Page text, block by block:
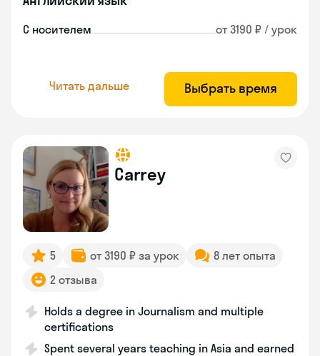
С носителем от 3190 ₽ / урок
Читать дальше Выбрать время
Carrey
5 от 3190 ₽ за урок
8 лет опыта
2 отзыва
Holds a degree in Journalism and multiple
certifications
Spent several years teaching in Asia and earned